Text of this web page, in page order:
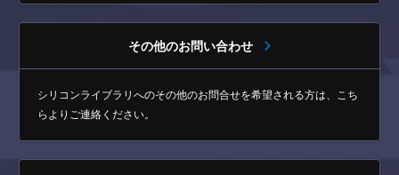
その他のお問い合わせ
シリコンライブラリへのその他のお問合せを希望される方は、 こち
らよりご連絡ください。